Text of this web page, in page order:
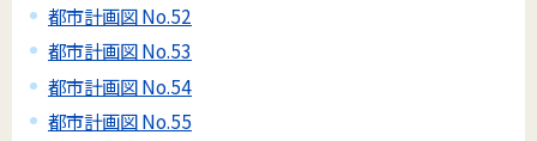
都市計画図 No.52
都市計画図 No.53
都市計画図 No.54
都市計画図 No.55